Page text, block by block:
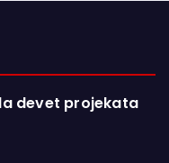
devet projekata